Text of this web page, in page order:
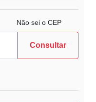
Não sei o CEP
Consultar